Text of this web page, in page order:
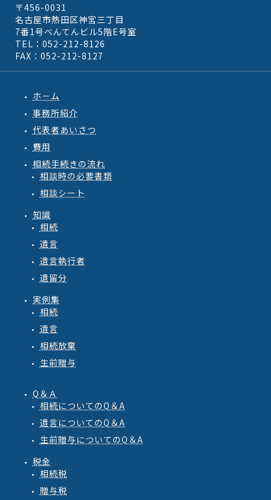
〒456-0031
名古屋市熱田区神宮三丁目
7番1号べんてんビル5階E号室
TEL：052-212-8126
FAX：052-212-8127
ホ－ム
事務所紹介
代表者あいさつ
費用
相続手続きの流れ
相談時の必要書類
相談シート
知識
相続
遺言
遺言執行者
遺留分
実例集
相続
遺言
相続放棄
生前贈与
Q＆Ａ
相続についてのQ ＆A
遺言についてのQ ＆A
生前贈与についてのQ ＆A
税金
相続税
贈与税